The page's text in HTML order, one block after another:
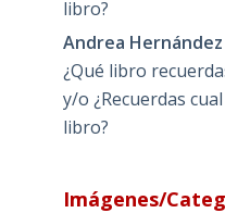
libro?
Andrea
¿Qué libro
y/o ¿Recuerdas
libro?
Imágenes/